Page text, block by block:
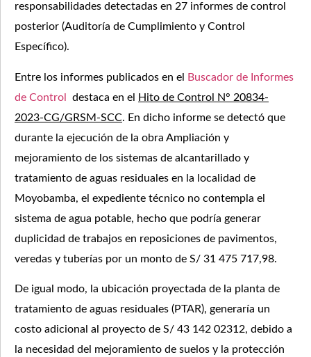
responsabilidades detectadas en 27 informes de control
posterior (Auditoría de Cumplimiento y Control
Específico).
Entre los informes publicados en el
Buscador de Informes
de Control
destaca en el
Hito de Control N° 20834-
2023-CG/GRSM-SCC. En dicho informe se detectó que
durante la ejecución de la obra Ampliación y
mejoramiento de los sistemas de alcantarillado y
tratamiento de aguas residuales en la localidad de
Moyobamba, el expediente técnico no contempla el
sistema de agua potable, hecho que podría generar
duplicidad de trabajos en reposiciones de pavimentos,
veredas y tuberías por un monto de S/ 31 475 717,98.
De igual modo, la ubicación proyectada de la planta de
tratamiento de aguas residuales (PTAR), generaría un
costo adicional al proyecto de S/ 43 142 02312, debido a
la necesidad del mejoramiento de suelos y la protección